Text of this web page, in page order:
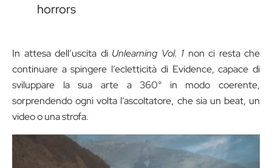
horrors
In attesa dell’uscita di Unlearning Vol. 1 non ci resta che
continuare a spingere l’ecletticità di Evidence, capace di
sviluppare la sua arte a 360° in modo coerente,
sorprendendo ogni volta l’ascoltatore, che sia un beat, un
video o una strofa.